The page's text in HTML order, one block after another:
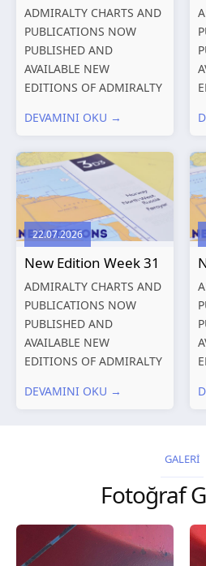
Hizmetlerimiz; gemi
işletmecileri, armatörler,
teknik yönetim şirketleri
ve denizcilik...
ADMIRALTY CHARTS AND
PUBLICATIONS NOW
PUBLISHED AND
AVAILABLE NEW
EDITIONS OF ADMIRALTY
PUBLICATIONS New
Charts published 13
August 2026 Chart
Title, limits
and other remarks
319
International chart
DEVAMINI OKU →
22.07.2026
New Edition Week 31
ADMIRALTY CHARTS AND
PUBLICATIONS NOW
PUBLISHED AND
AVAILABLE NEW
EDITIONS OF ADMIRALTY
PUBLICATIONS New
remarks 127 Korea
DEVAMINI OKU →
GALERİ
Fotoğraf